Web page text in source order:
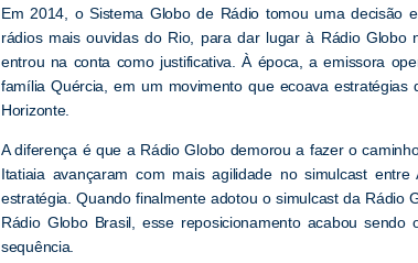
Em 2014, o Sistema Globo de Rádio tomou uma decisão
rádios mais ouvidas do Rio, para dar lugar à Rádio Globo
entrou na conta como justificativa. À época, a emissora
família Quércia, em um movimento que ecoava
Horizonte.
A diferença é que a Rádio Globo demorou a fazer o
Itatiaia avançaram com mais agilidade no simulcast
estratégia. Quando finalmente adotou o simulcast da Rádio
Rádio Globo Brasil, esse reposicionamento acabou
sequência.